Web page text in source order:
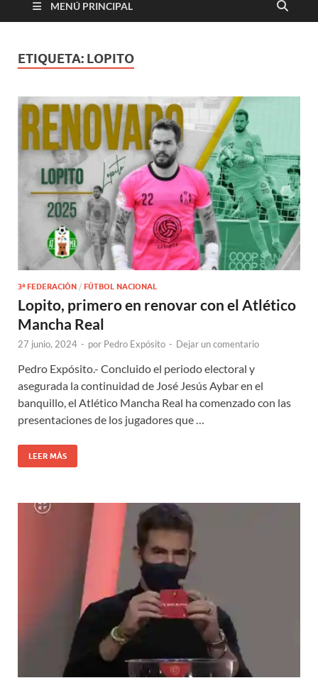
MENÚ PRINCIPAL
ETIQUETA: LOPITO
3ª FEDERACIÓN / FÚTBOL NACIONAL
Lopito, primero en renovar con el Atlético
Mancha Real
27 junio, 2024 - por Pedro Expósito - Dejar un comentario
Pedro Expósito.- Concluido el periodo electoral y
asegurada la continuidad de José Jesús Aybar en el
banquillo, el Atlético Mancha Real ha comenzado con las
presentaciones de los jugadores que …
LEER MÁS